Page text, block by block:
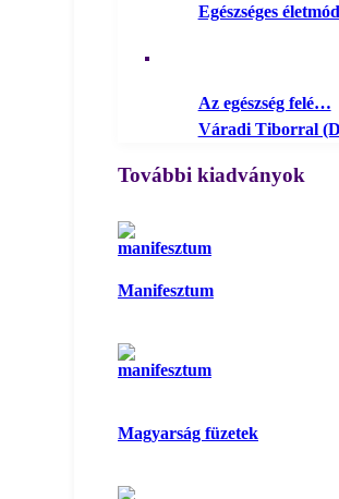
Egészséges
Az egészség felé…
Váradi Tiborral
További kiadványok
Manifesztum
Magyarság füzetek